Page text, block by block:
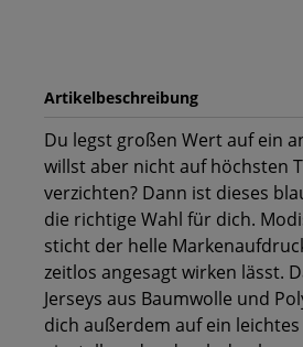
Artikelbeschreibung
Du legst großen Wert auf ein
willst aber nicht auf höchsten
verzichten? Dann ist dieses
die richtige Wahl für dich.
sticht der helle
zeitlos angesagt wirken lässt.
Jerseys aus Baumwolle und
dich außerdem auf ein